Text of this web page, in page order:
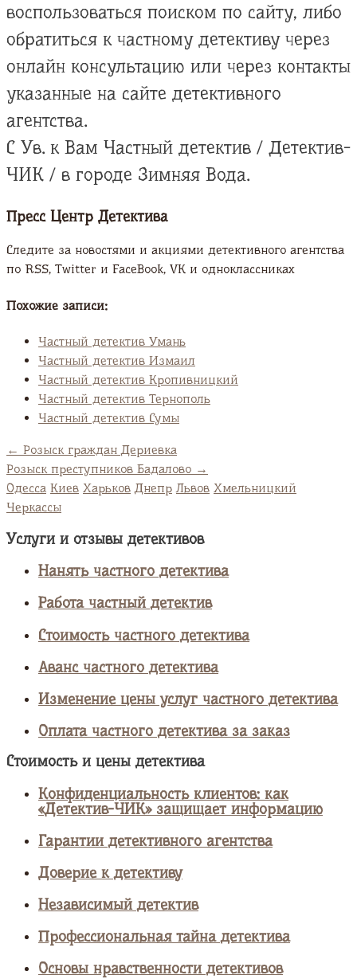
воспользоваться поиском по сайту, либо
обратиться к частному детективу через
онлайн консультацию или через контакты
указанные на сайте детективного
агентства.
С Ув. к Вам Частный детектив / Детектив-
ЧИК / в городе Зимняя Вода.
Пресс Центр Детектива
Следите за новостями и акциями детективного агентства
по RSS, Twitter и FaсeBook, VK и одноклассниках
Похожие записи:
Частный детектив Умань
Частный детектив Измаил
Частный детектив Кропивницкий
Частный детектив Тернополь
Частный детектив Сумы
← Розыск граждан Дериевка
Розыск преступников Бадалово →
Одесса Киев Харьков Днепр Львов Хмельницкий
Черкассы
Услуги и отзывы детективов
Нанять частного детектива
Работа частный детектив
Стоимость частного детектива
Аванс частного детектива
Изменение цены услуг частного детектива
Оплата частного детектива за заказ
Стоимость и цены детектива
Конфиденциальность клиентов: как
«Детектив-ЧИК» защищает информацию
Гарантии детективного агентства
Доверие к детективу
Независимый детектив
Профессиональная тайна детектива
Основы нравственности детективов